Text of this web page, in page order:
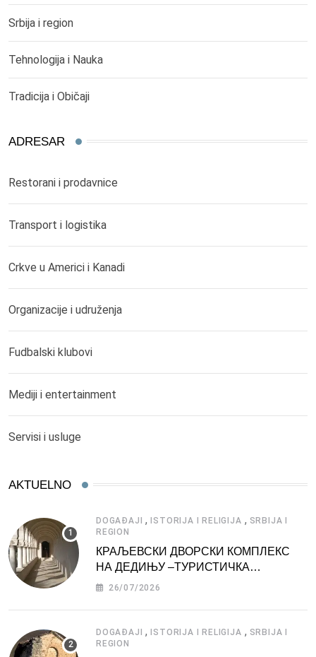
Srbija i region
Tehnologija i Nauka
Tradicija i Običaji
ADRESAR
Restorani i prodavnice
Transport i logistika
Crkve u Americi i Kanadi
Organizacije i udruženja
Fudbalski klubovi
Mediji i entertainment
Servisi i usluge
AKTUELNO
DOGAĐAJI ,ISTORIJA I RELIGIJA , SRBIJA I
REGION
КРАЉЕВСКИ ДВОРСКИ КОМПЛЕКС
НА ДЕДИЊУ –ТУРИСТИЧКА
АТРАКЦИЈА
26/07/2026
DOGAĐAJI ,ISTORIJA I RELIGIJA , SRBIJA I
REGION